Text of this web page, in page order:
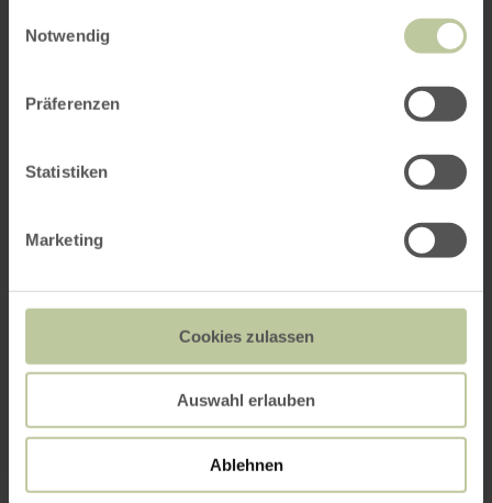
Notwendig
Präferenzen
Statistiken
Marketing
Cookies zulassen
Auswahl erlauben
Ablehnen
finden.
Anreise
Abreise
Anzahl Zimmer / Ferienwohnung